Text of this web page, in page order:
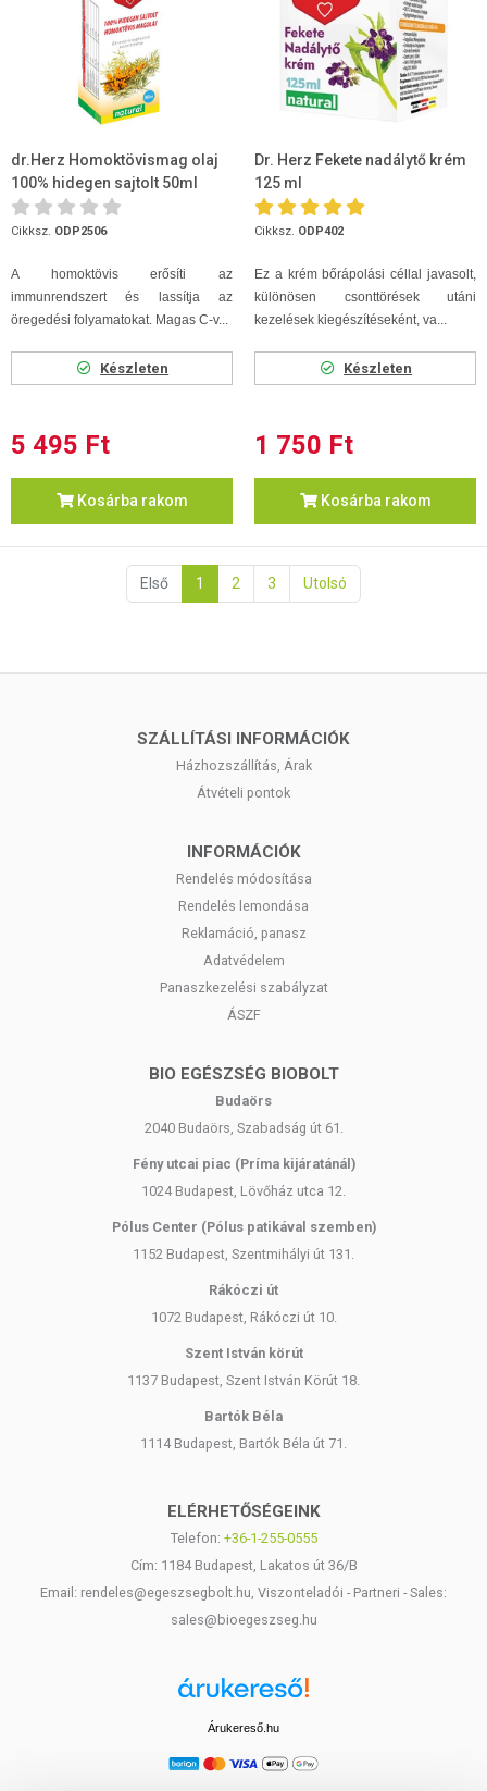
dr.Herz Homoktövismag olaj
100% hidegen sajtolt 50ml
Cikksz. ODP2506
A homoktövis erősíti az
immunrendszert és lassítja az
öregedési folyamatokat. Magas C-v...
Készleten
5 495 Ft
Kosárba rakom
Dr. Herz Fekete nadálytő krém
125 ml
Cikksz. ODP402
Ez a krém bőrápolási céllal javasolt,
különösen csonttörések utáni
kezelések kiegészítéseként, va...
Készleten
1 750 Ft
Kosárba rakom
Első 1 2 3 Utolsó
SZÁLLÍTÁSI INFORMÁCIÓK
Házhozszállítás, Árak
Átvételi pontok
INFORMÁCIÓK
Rendelés módosítása
Rendelés lemondása
Reklamáció, panasz
Adatvédelem
Panaszkezelési szabályzat
ÁSZF
BIO EGÉSZSÉG BIOBOLT
Budaörs
2040 Budaörs, Szabadság út 61.
Fény utcai piac (Príma kijáratánál)
1024 Budapest, Lövőház utca 12.
Pólus Center (Pólus patikával szemben)
1152 Budapest, Szentmihályi út 131.
Rákóczi út
1072 Budapest, Rákóczi út 10.
Szent István körút
1137 Budapest, Szent István Körút 18.
Bartók Béla
1114 Budapest, Bartók Béla út 71.
ELÉRHETŐSÉGEINK
Telefon: +36-1-255-0555
Cím: 1184 Budapest, Lakatos út 36/B
Email: rendeles@egeszsegbolt.hu, Viszonteladói - Partneri - Sales:
sales@bioegeszseg.hu
Árukereső.hu